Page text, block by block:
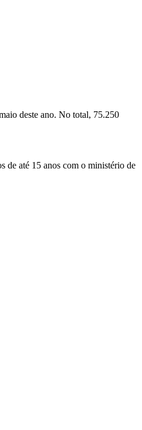
deste ano. No total, 75.250
de até 15 anos com o ministério de